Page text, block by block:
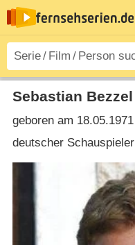
Sebastian Bezzel
geboren am 18.05.1971
deutscher Schauspieler